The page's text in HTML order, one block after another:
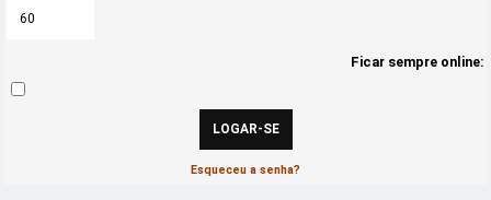
Ficar sempre online:
Esqueceu a senha?